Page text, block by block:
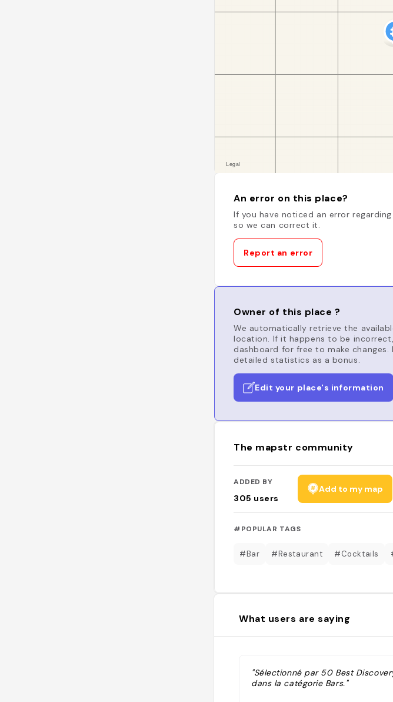
An error on this place?
If you have noticed an error
so we can correct it.
Report an error
Owner of this place ?
We automatically retrieve the
location. If it happens to be
dashboard for free to make changes.
detailed statistics as a bonus.
Edit your place's information
The mapstr community
ADDED BY
305 users
Add to my map
#POPULAR TAGS
#Bar #Restaurant #Cocktails
What users are saying
"Sélectionné par 50 Best
dans la catégorie Bars."